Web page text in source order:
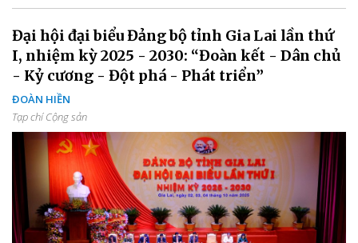
Đại hội đại biểu Đảng bộ tỉnh Gia Lai lần thứ
I, nhiệm kỳ 2025 - 2030: “Đoàn kết - Dân chủ
- Kỷ cương - Đột phá - Phát triển”
ĐOÀN HIỀN
Tạp chí Cộng sản